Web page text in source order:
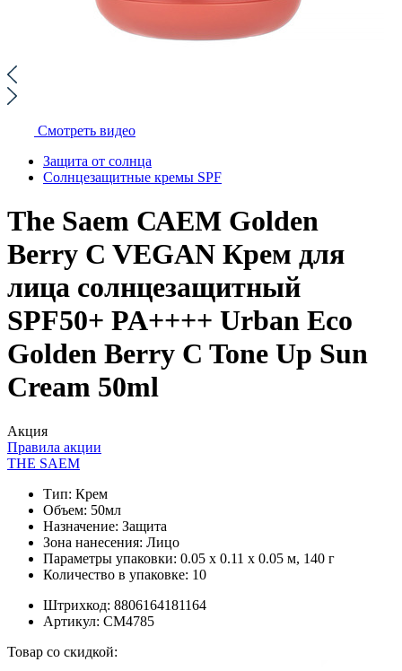
Смотреть видео
Защита от солнца
Солнцезащитные кремы SPF
The Saem САЕМ Golden
Berry C VEGAN Крем для
лица солнцезащитный
SPF50+ PA++++ Urban Eco
Golden Berry C Tone Up Sun
Cream 50ml
Акция
Правила акции
THE SAEM
Тип: Крем
Объем: 50мл
Назначение: Защита
Зона нанесения: Лицо
Параметры упаковки: 0.05 x 0.11 x 0.05 м, 140 г
Количество в упаковке: 10
Штрихкод: 8806164181164
Артикул: СМ4785
Товар со скидкой: